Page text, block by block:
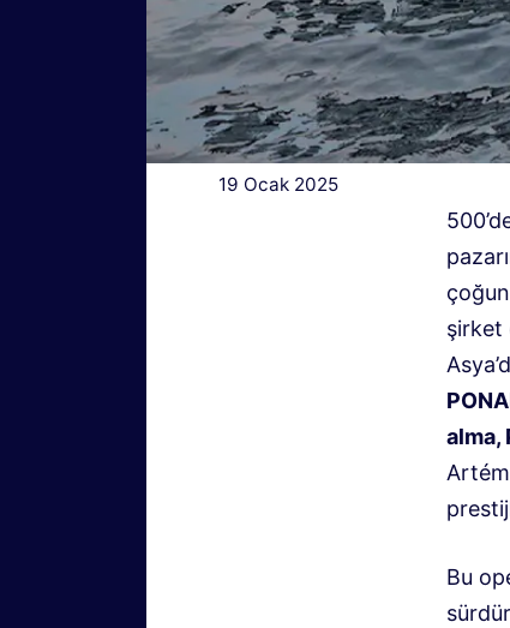
19 Ocak 2025
şirket
alma,
Bu